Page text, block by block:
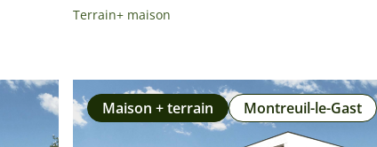
Terrain+ maison
Maison + terrain Montreuil-le-Gast